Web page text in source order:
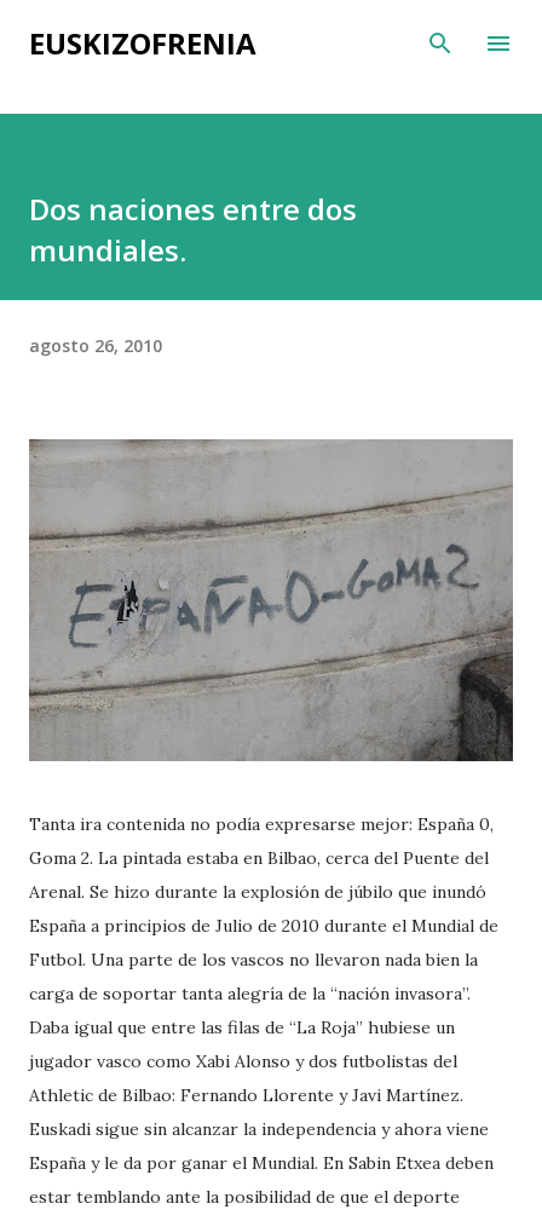
Ir al contenido principal
EUSKIZOFRENIA
Dos naciones entre dos
mundiales.
agosto 26, 2010
Tanta ira contenida no podía expresarse mejor: España 0,
Goma 2. La pintada estaba en Bilbao, cerca del Puente del
Arenal. Se hizo durante la explosión de júbilo que inundó
España a principios de Julio de 2010 durante el Mundial de
Futbol. Una parte de los vascos no llevaron nada bien la
carga de soportar tanta alegría de la “nación invasora”.
Daba igual que entre las filas de “La Roja” hubiese un
jugador vasco como Xabi Alonso y dos futbolistas del
Athletic de Bilbao: Fernando Llorente y Javi Martínez.
Euskadi sigue sin alcanzar la independencia y ahora viene
España y le da por ganar el Mundial. En Sabin Etxea deben
estar temblando ante la posibilidad de que el deporte